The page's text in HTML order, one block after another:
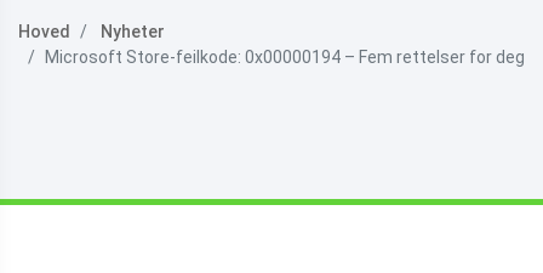
Hoved
Nyheter
Microsoft Store-feilkode: 0x00000194 – Fem rettelser for deg